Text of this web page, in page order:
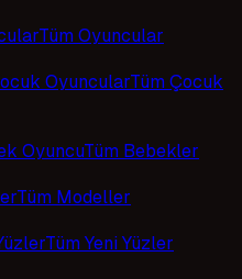
Tüm Oyuncular
OyuncularTüm Çocuk
OyuncuTüm Bebekler
Tüm Modeller
Tüm Yeni Yüzler